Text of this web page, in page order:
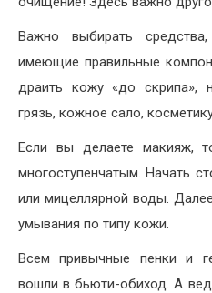
Важно выбирать
имеющие правильные
драить кожу «до скрипа»,
грязь, кожное сало,
Если вы делаете макияж,
многоступенчатым. Начать
или мицеллярной воды.
умывания по типу кожи.
Всем привычные пенки и
вошли в бьюти-обиход. А